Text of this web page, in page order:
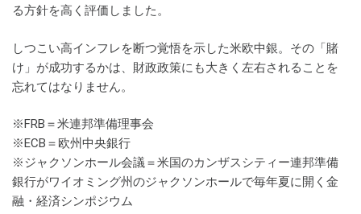
る方針を高く評価しました。
しつこい高インフレを断つ覚悟を示した米欧中銀。その「賭
け」が成功するかは、財政政策にも大きく左右されることを
忘れてはなりません。
※FRB＝米連邦準備理事会
※ECB＝欧州中央銀行
※ジャクソンホール会議＝米国のカンザスシティー連邦準備
銀行がワイオミング州のジャクソンホールで毎年夏に開く金
融・経済シンポジウム